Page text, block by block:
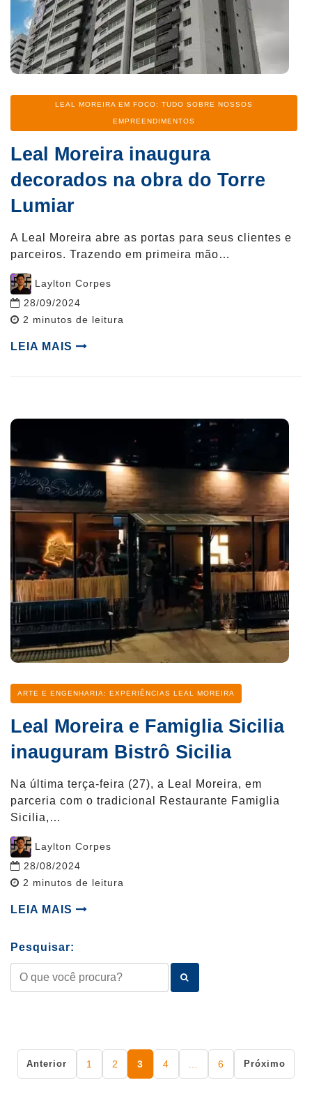
CategoriaLEAL MOREIRA EM FOCO: TUDO SOBRE NOSSOS
EMPREENDIMENTOS
Leal Moreira inaugura
decorados na obra do Torre
Lumiar
A Leal Moreira abre as portas para seus clientes e
parceiros. Trazendo em primeira mão…
Post
author
Laylton Corpes
28/09/2024
Reading
2 minutos de leitura
LEIA MAIS
Categoria
ARTE E ENGENHARIA: EXPERIÊNCIAS LEAL MOREIRA
Leal Moreira e Famiglia Sicilia
inauguram Bistrô Sicilia
Na última terça-feira (27), a Leal Moreira, em
parceria com o tradicional Restaurante Famiglia
Sicilia,…
Post
author
Laylton Corpes
28/08/2024
Reading
2 minutos de leitura
LEIA MAIS
Pesquisar:
Paginação
Anterior 1 2 3 4 6 Próximo